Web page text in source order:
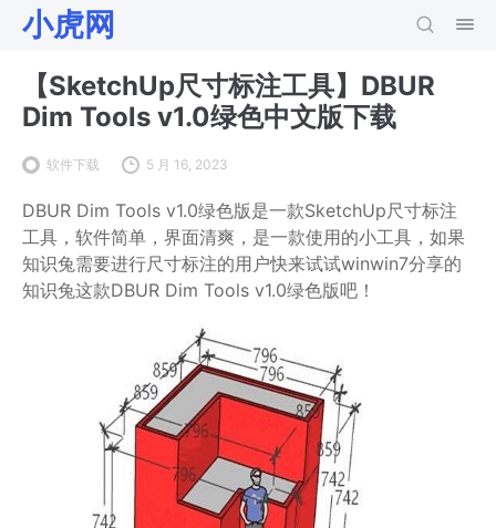
小虎网
【SketchUp尺寸标注工具】DBUR
Dim Tools v1.0绿色中文版下载
软件下载 5 月 16, 2023
DBUR Dim Tools v1.0绿色版是一款SketchUp尺寸标注
工具，软件简单，界面清爽，是一款使用的小工具，如果
知识兔需要进行尺寸标注的用户快来试试winwin7分享的
知识兔这款DBUR Dim Tools v1.0绿色版吧！